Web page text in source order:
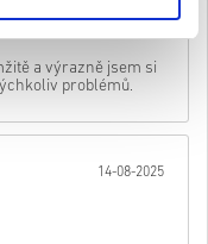
Poslat
a výrazně jsem si
problémů.
14-08-2025